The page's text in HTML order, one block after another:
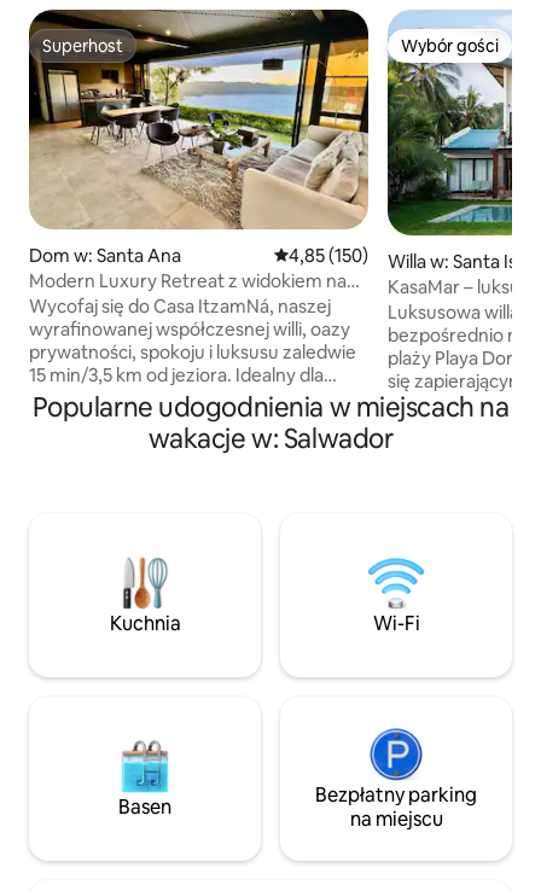
Superhost
Superhost
Dom w: Santa Ana Średnia ocena: 4,85 na 5, liczba
4,85 (150)
Modern Luxury Retreat z widokiem na
jezioro Coatepeque
Wycofaj się do Casa ItzamNá, naszej
wyrafinowanej współczesnej willi, oazy
prywatności, spokoju i luksusu zaledwie
15 min/3,5 km od jeziora. Idealny dla
maksymalnie 12 gości, oferuje
oszałamiające widoki na jezioro,
przestronne wnętrza i luksusowe
idealnym na spotkania, posiłki na
świeżym powietrzu, ciche zachody
słońca. Dzięki nowoczesnym
udogodnieniom, takim jak szybkie Wi-Fi i
oferuje niezapomniany wypoczynek.
Wybór gości
Wybór gości
Willa w: Santa
n
KasaMar –
Luksusowa willa
bezpośrednio na
plaży Playa
się zapierającymi
widokami na
komfortowego,
przy basenie,
Piaszczysta plaża
kilka kroków od
położony jest
możesz tego
Popularne udogodnienia w miejscach na
wakacje w: Salwador
Kuchnia Wi-Fi
Basen
Bezpłatny parking
na miejscu